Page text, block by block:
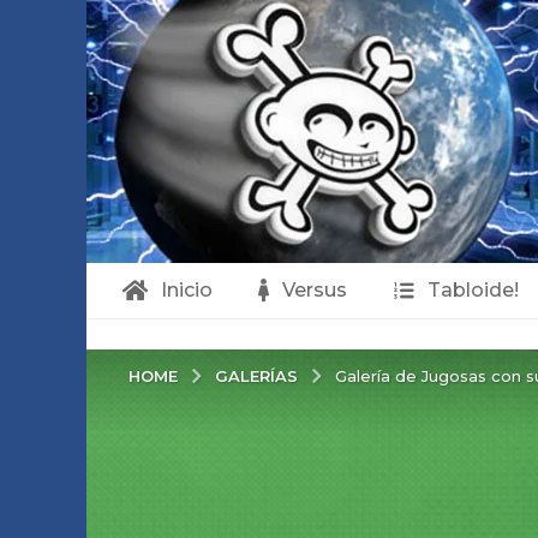
Inicio Versus Tabloide!
HOME GALERÍAS Galería de Jugosas con